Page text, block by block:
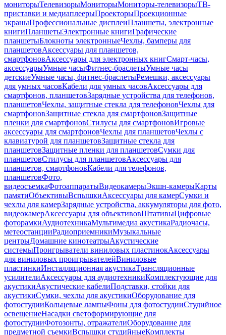
мониторыТелевизорыМониторыМониторы-телевизорыТВ-
приставки и медиаплеерыПроекторыПроекционные
экраныПрофессиональные дисплеиПланшеты, электронные
книгиПланшетыЭлектронные книгиГрафические
планшетыБлокноты электронныеЧехлы, бамперы для
планшетовАксессуары для планшетов,
смартфоновАксессуары для электронных книгСмарт-часы,
аксессуарыУмные часыФитнес-браслетыУмные часы
детскиеУмные часы, фитнес-браслетыРемешки, аксессуары
для умных часовКабели для умных часовАксессуары для
смартфонов, планшетовЗарядные устройства для телефонов,
планшетовЧехлы, защитные стекла для телефоновЧехлы для
смартфоновЗащитные стекла для смартфоновЗащитные
пленки для смартфоновСтилусы для смартфоновИгровые
аксессуары для смартфоновЧехлы для планшетовЧехлы с
клавиатурой для планшетовЗащитные стекла для
планшетовЗащитные пленки для планшетовСумки для
планшетовСтилусы для планшетовАксессуары для
планшетов, смартфоновКабели для телефонов,
планшетовФото,
видеосъемкаФотоаппаратыВидеокамерыЭкшн-камерыКарты
памятиОбъективыВспышкиАксессуары для камерСумки и
чехлы для камерЗарядные устройства, аккумуляторы для фото,
видеокамерАксессуары для объективовШтативыЦифровые
фоторамкиАудиотехникаМультимедиа акустикаРадиочасы,
метеостанцииРадиоприемникиМузыкальные
центрыДомашние кинотеатрыАкустические
системыПроигрыватели виниловых пластинокАксессуары
для виниловых проигрывателейВиниловые
пластинкиИнсталляционная акустикаТрансляционные
усилителиАксессуары для аудиотехникиКомплектующие для
акустикиАкустические кабелиПодставки, стойки для
акустикиСумки, чехлы для акустикиОборудование для
фотостудииКольцевые лампыФоны для фотостудииСтудийное
освещениеНасадки светоформирующие для
фотостудииФотозонты, отражателиОборудование для
предметной съемкиВспышки студийныеКомплекты